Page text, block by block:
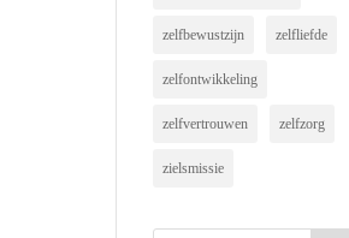
zelfbewustzijn zelfliefde
zelfontwikkeling
zelfvertrouwen zelfzorg
zielsmissie